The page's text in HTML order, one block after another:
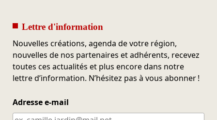
Lettre d'information
Nouvelles créations, agenda de votre région,
nouvelles de nos partenaires et adhérents, recevez
toutes ces actualités et plus encore dans notre
lettre d’information. N’hésitez pas à vous abonner !
Adresse e-mail